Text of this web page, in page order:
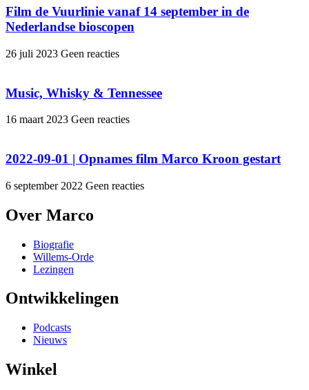
Film de Vuurlinie vanaf 14 september in de
Nederlandse bioscopen
26 juli 2023 Geen reacties
Music, Whisky & Tennessee
16 maart 2023 Geen reacties
2022-09-01 | Opnames film Marco Kroon gestart
6 september 2022 Geen reacties
Over Marco
Biografie
Willems-Orde
Lezingen
Ontwikkelingen
Podcasts
Nieuws
Winkel